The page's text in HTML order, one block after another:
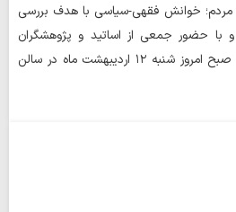
خوانش فقهی-سیاسی با هدف بررسی
با حضور جمعی از اساتید و پژوهشگران
برجسته علوم دینی و سیاسی، صبح امروز شنبه ۱۲ اردیبهشت ماه در سالن